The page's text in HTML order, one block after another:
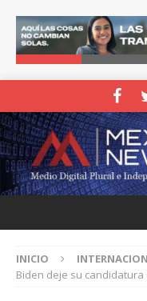
INICIO
Biden deje su